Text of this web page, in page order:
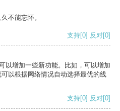
不能忘怀。
支持[0] 反对[0]
以增加一些新功能。比如，可以增加
以根据网络情况自动选择最优的线
支持[0] 反对[0]